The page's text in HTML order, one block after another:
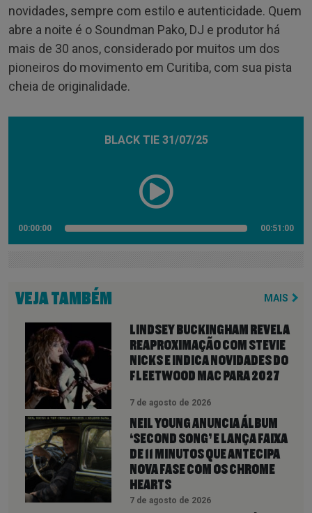
novidades, sempre com estilo e autenticidade. Quem
abre a noite é o Soundman Pako, DJ e produtor há
mais de 30 anos, considerado por muitos um dos
pioneiros do movimento em Curitiba, com sua pista
cheia de originalidade.
BLACK TIE 31/07/25
00:00:00 00:51:00
VEJA TAMBÉM MAIS
LINDSEY BUCKINGHAM REVELA
REAPROXIMAÇÃO COM STEVIE
NICKS E INDICA NOVIDADES DO
FLEETWOOD MAC PARA 2027
7 de agosto de 2026
NEIL YOUNG ANUNCIA ÁLBUM
‘SECOND SONG’ E LANÇA FAIXA
DE 11 MINUTOS QUE ANTECIPA
NOVA FASE COM OS CHROME
HEARTS
7 de agosto de 2026